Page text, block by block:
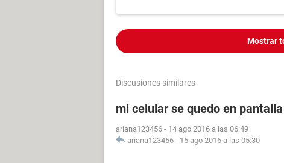
Mostrar
Discusiones similares
mi celular se quedo en
ariana123456 - 14 ago 2016 a las 06:49
ariana123456 - 15 ago 2016 a las 05:30